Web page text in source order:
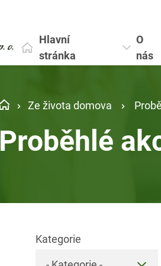
Hlavní
stránka
O
nás
Ze života domova
Proběhlé
Kategorie